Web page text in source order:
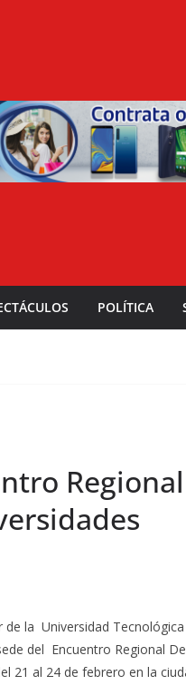
POLÍTICA
Regional
de la Universidad
del Encuentro Regional
21 al 24 de febrero en la